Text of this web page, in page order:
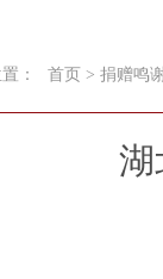
： 首页 > 捐赠鸣
湖